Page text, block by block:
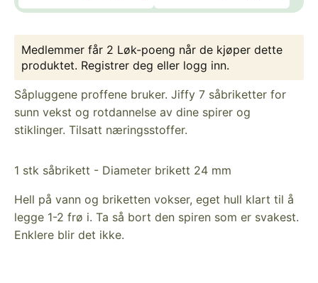
mm - 32 x 52
Medlemmer får 2 Løk-poeng når de kjøper dette
produktet. Registrer deg eller logg inn.
Såpluggene proffene bruker. Jiffy 7 såbriketter for
sunn vekst og rotdannelse av dine spirer og
stiklinger. Tilsatt næringsstoffer.
1 stk såbrikett - Diameter brikett 24 mm
Hell på vann og briketten vokser, eget hull klart til å
legge 1-2 frø i. Ta så bort den spiren som er svakest.
Enklere blir det ikke.